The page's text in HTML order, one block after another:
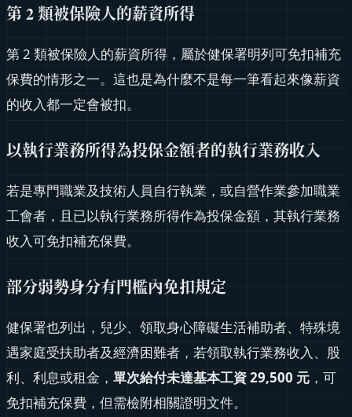
第 2 類被保險人的薪資所得
第 2 類被保險人的薪資所得，屬於健保署明列可免扣補充
保費的情形之一。這也是為什麼不是每一筆看起來像薪資
的收入都一定會被扣。
以執行業務所得為投保金額者的執行業務收入
若是專門職業及技術人員自行執業，或自營作業參加職業
工會者，且已以執行業務所得作為投保金額，其執行業務
收入可免扣補充保費。
部分弱勢身分有門檻內免扣規定
健保署也列出，兒少、領取身心障礙生活補助者、特殊境
遇家庭受扶助者及經濟困難者，若領取執行業務收入、股
利、利息或租金， 單次給付未達基本工資 29,500 元 ，可
免扣補充保費，但需檢附相關證明文件。